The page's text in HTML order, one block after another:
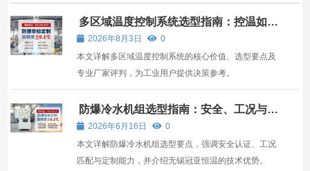
多区域温度控制系统选型指南：控温如何
赋能工业智造
2026年8月3日
0
本文详解多区域温度控制系统的核心价值、选型要点及
专业厂家评判，为工业用户提供决策参考。
防爆冷水机组选型指南：安全、工况与适
配全解析
2026年6月16日
0
本文详解防爆冷水机组选型要点，强调安全认证、工况
匹配与定制能力，并介绍无锡冠亚恒温的技术优势。